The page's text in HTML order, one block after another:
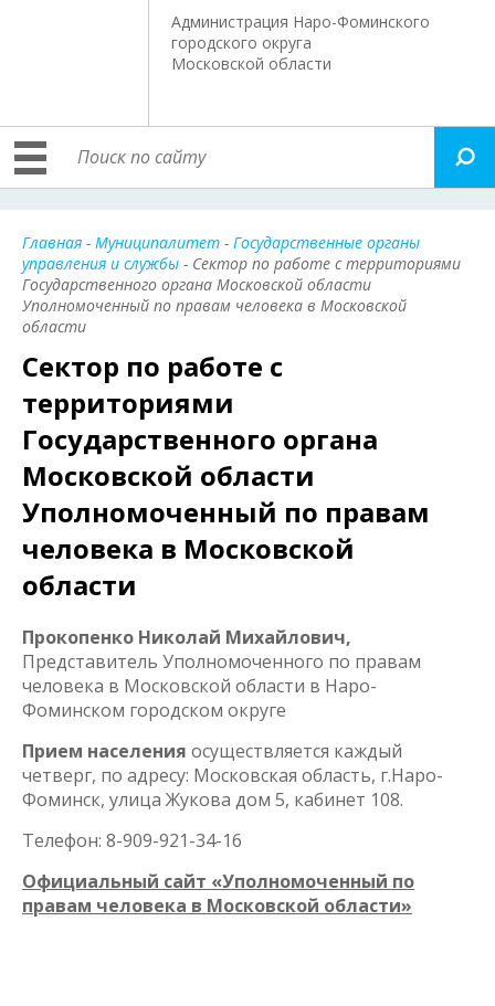
Администрация Наро-Фоминского
городского округа
Московской области
Главная - Муниципалитет - Государственные органы
управления и службы - Сектор по работе с территориями
Государственного органа Московской области
Уполномоченный по правам человека в Московской
области
Сектор по работе с
территориями
Государственного органа
Московской области
Уполномоченный по правам
человека в Московской
области
Прокопенко Николай Михайлович,
Представитель Уполномоченного по правам
человека в Московской области в Наро-
Фоминском городском округе
Прием населения осуществляется каждый
четверг, по адресу: Московская область, г.Наро-
Фоминск, улица Жукова дом 5, кабинет 108.
Телефон: 8-909-921-34-16
Официальный сайт «Уполномоченный по
правам человека в Московской области»